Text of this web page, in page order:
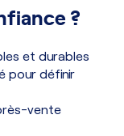
?
et durables
pour définir
vente